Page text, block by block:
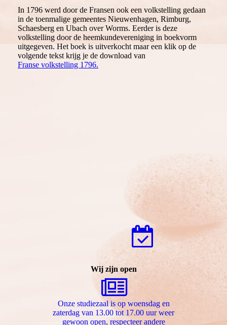
In 1796 werd door de Fransen ook een volkstelling gedaan
in de toenmalige gemeentes Nieuwenhagen, Rimburg,
Schaesberg en Ubach over Worms. Eerder is deze
volkstelling door de heemkundevereniging in boekvorm
uitgegeven. Het boek is uitverkocht maar een klik op de
volgende tekst krijg je de download van
Franse volkstelling 1796.
Wij zijn open
Onze studiezaal is op woensdag en
zaterdag van 13.00 tot 17.00 uur weer
gewoon open, respecteer andere